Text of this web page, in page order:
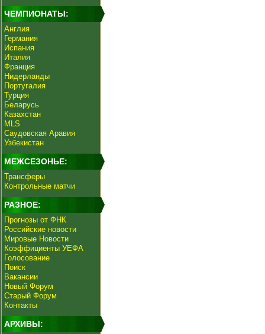
ЧЕМПИОНАТЫ:
Англия
Германия
Испания
Италия
Франция
Нидерланды
Португалия
Турция
Беларусь
Казахстан
MLS
Саудовская Аравия
Узбекистан
МЕЖСЕЗОНЬЕ:
Трансферы
Контрольные матчи
РАЗНОЕ:
Прогнозы от ФНК
Российские новости
Мировые Новости
Коэффициенты УЕФА
Голосование
Поиск
Вакансии
Новый Форум
Старый Форум
Контакты
АРХИВЫ: